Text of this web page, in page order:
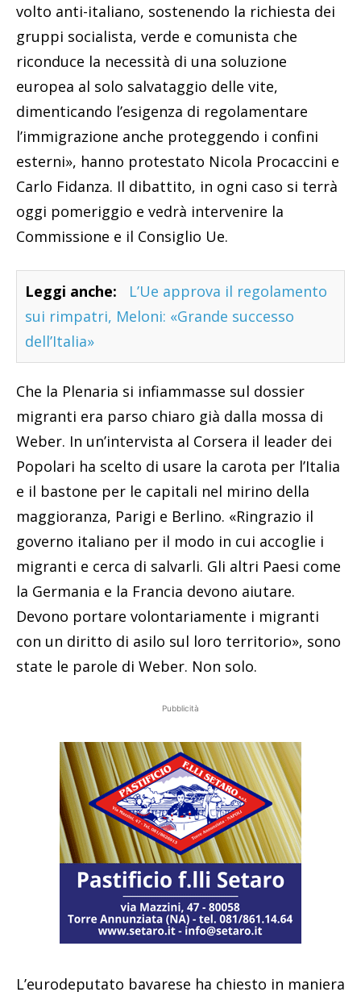
volto anti-italiano, sostenendo la richiesta dei
gruppi socialista, verde e comunista che
riconduce la necessità di una soluzione
europea al solo salvataggio delle vite,
dimenticando l’esigenza di regolamentare
l’immigrazione anche proteggendo i confini
esterni», hanno protestato Nicola Procaccini e
Carlo Fidanza. Il dibattito, in ogni caso si terrà
oggi pomeriggio e vedrà intervenire la
Commissione e il Consiglio Ue.
Leggi anche:
L’Ue approva il regolamento
sui rimpatri, Meloni: «Grande successo
dell’Italia»
Che la Plenaria si infiammasse sul dossier
migranti era parso chiaro già dalla mossa di
Weber. In un’intervista al Corsera il leader dei
Popolari ha scelto di usare la carota per l’Italia
e il bastone per le capitali nel mirino della
maggioranza, Parigi e Berlino. «Ringrazio il
governo italiano per il modo in cui accoglie i
migranti e cerca di salvarli. Gli altri Paesi come
la Germania e la Francia devono aiutare.
Devono portare volontariamente i migranti
con un diritto di asilo sul loro territorio», sono
state le parole di Weber. Non solo.
Pubblicità
L’eurodeputato bavarese ha chiesto in maniera